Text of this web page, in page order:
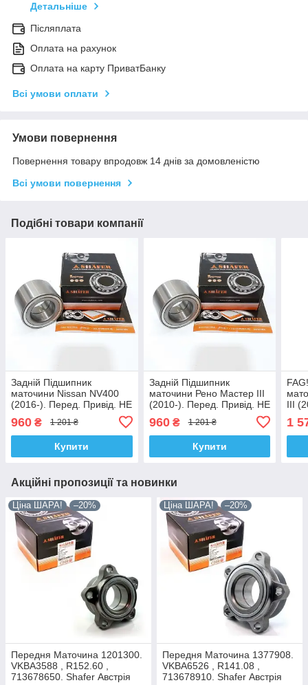
Детальніше
Післяплата
Оплата на рахунок
Оплата на карту ПриватБанку
Всі умови оплати
Умови повернення
Повернення товару впродовж 14 днів за домовленістю
Всі умови повернення
Подібні товари компанії
Задній Підшипник
маточини Nissan NV400
(2016-). Перед. Привід. НЕ
R141.28 , 713645050.
Shafer Австрія
960 ₴ 1 201 ₴
Купити
Задній Підшипник
маточини Рено Мастер III
(2010-). Перед. Привід. НЕ
R141.28 , 713645050.
Shafer Австрія
960₴ 1 201 ₴
Купити
III
1
Акційні пропозиції та новинки
Ціна ШАРА! –20%
Передня Маточина 1201300.
VKBA3588 , R152.60 ,
713678650. Shafer Австрія
Ціна ШАРА! –20%
Передня Маточина 1377908.
VKBA6526 , R141.08 ,
713678910. Shafer Австрія